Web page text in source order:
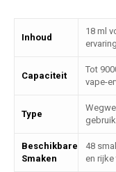
Inhoud
18 ml
Capaciteit
Tot
vape-
Type
Beschikbare
Smaken
48
en